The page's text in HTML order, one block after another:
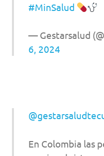
#MinSalud
— Gestarsalud
6, 2024
En Colombia las